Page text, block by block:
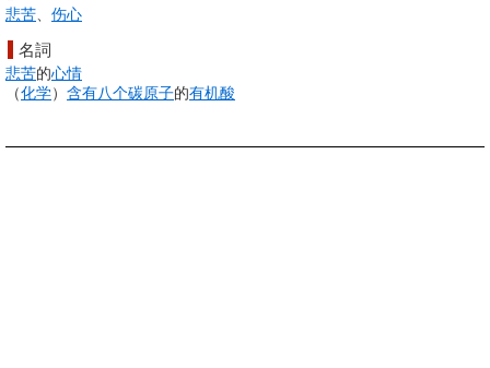
悲苦 伤心
名詞
悲苦的心情
（化学） 含有八个碳原子的有机酸